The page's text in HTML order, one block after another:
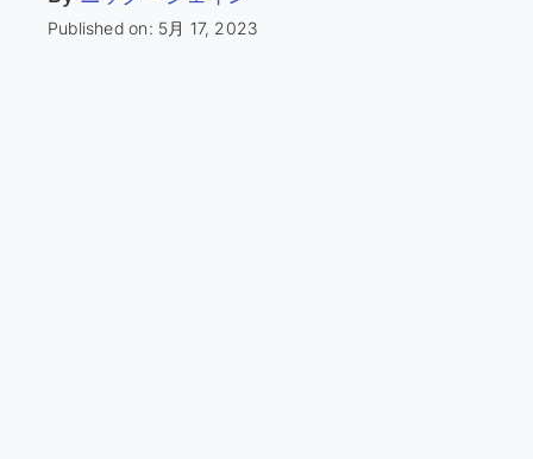
Published on: 5月 17, 2023